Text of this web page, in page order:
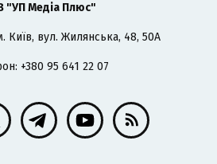
"УП Медіа Плюс"
Київ, вул. Жилянська, 48, 50А
+380 95 641 22 07